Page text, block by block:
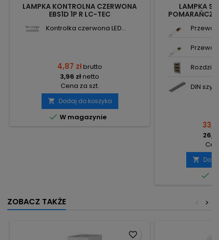
LAMPKA KONTROLNA CZERWONA
EBS1D 1P R LC-TEC
Kontrolka czerwona LED...
4,87 złbrutto
3,96 złnetto
Cena za szt.
 Dodaj do koszyka
 W magazynie
LAMPKA
Przewód
DIN


ZOBACZ TAKŻE >
<
favorite_border